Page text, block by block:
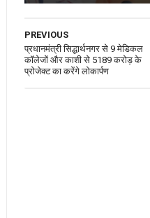
PREVIOUS
प्रधानमंत्री सिद्धार्थनगर से 9 मेडिकल
कॉलेजों और काशी से 5189 करोड़ के
प्रोजेक्ट का करेंगे लोकार्पण